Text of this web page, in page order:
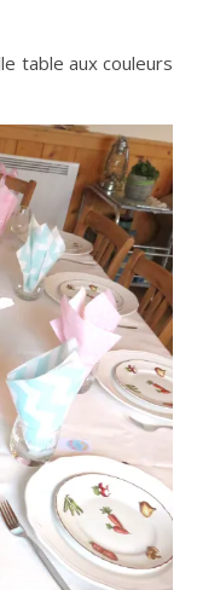
table aux couleurs